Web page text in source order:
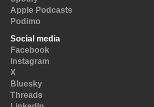
Apple Podcasts
Podimo
Social media
Facebook
Instagram
X
Bluesky
Threads